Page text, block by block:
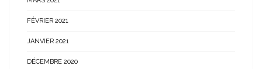
FÉVRIER 2021
JANVIER 2021
DÉCEMBRE 2020